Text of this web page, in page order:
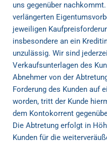
uns gegenüber
verlängerten
jeweiligen
insbesondere an ein
unzulässig. Wir sind
Verkaufsunterlagen des
Abnehmer von der
Forderung des Kunden auf
worden, tritt der Kunde
dem Kontokorrent
Die Abtretung erfolgt in
Kunden für die